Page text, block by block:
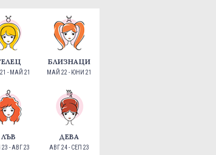
- МАЙ 21
БЛИЗНАЦИ
МАЙ 22 - ЮНИ 21
ЛЪВ
- АВГ 23
ДЕВА
АВГ 24 - СЕП 23